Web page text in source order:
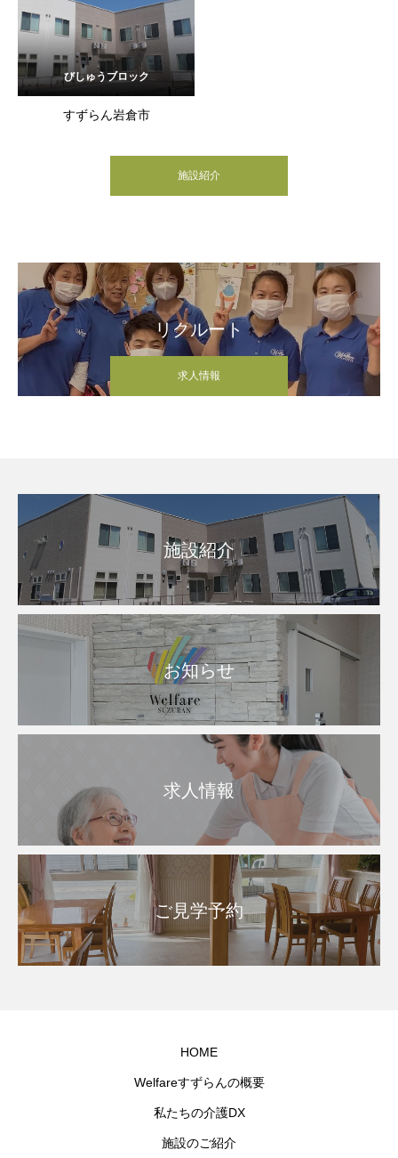
びしゅうブロック
すずらん岩倉市
施設紹介
リクルート
求人情報
施設紹介
お知らせ
求人情報
ご見学予約
HOME
Welfareすずらんの概要
私たちの介護DX
施設のご紹介